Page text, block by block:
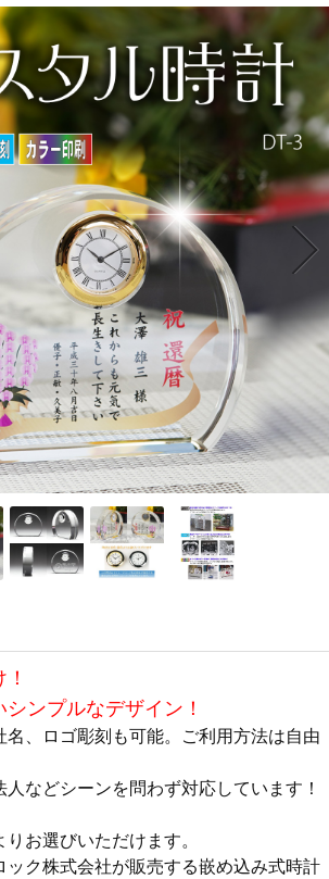
ンプルなデザイン！
名、ロゴ彫刻も可能。ご利用方法は自由
などシーンを問わず対応しています！
お選びいただけます。
ック株式会社が販売する嵌め込み式時計